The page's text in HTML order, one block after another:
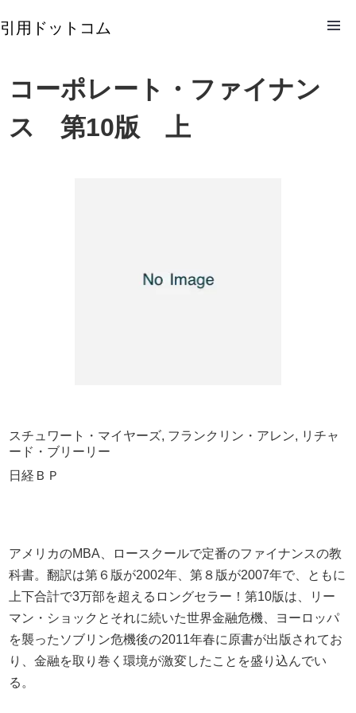
引用ドットコム
コーポレート・ファイナン
ス 第10版 上
スチュワート・マイヤーズ, フランクリン・アレン, リチャ
ード・ブリーリー
日経ＢＰ
アメリカのMBA、ロースクールで定番のファイナンスの教
科書。翻訳は第６版が2002年、第８版が2007年で、ともに
上下合計で3万部を超えるロングセラー！第10版は、リー
マン・ショックとそれに続いた世界金融危機、ヨーロッパ
を襲ったソブリン危機後の2011年春に原書が出版されてお
り、金融を取り巻く環境が激変したことを盛り込んでい
る。